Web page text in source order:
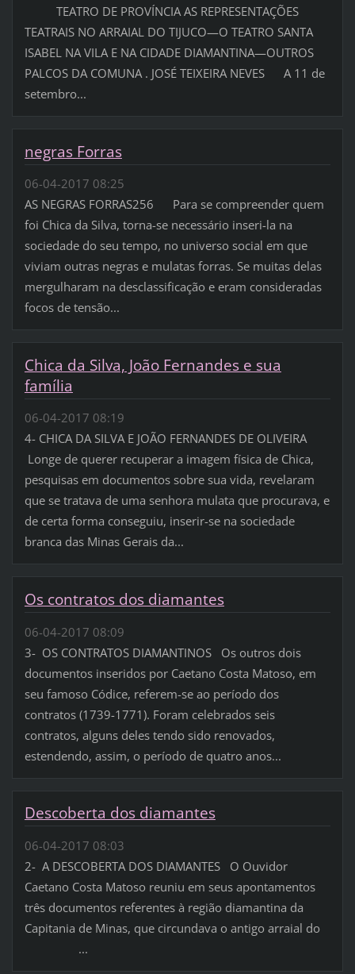
TEATRO DE PROVÍNCIA AS REPRESENTAÇÕES
TEATRAIS NO ARRAIAL DO TIJUCO—O TEATRO SANTA
ISABEL NA VILA E NA CIDADE DIAMANTINA—OUTROS
PALCOS DA COMUNA . JOSÉ TEIXEIRA NEVES A 11 de
setembro...
negras Forras
06-04-2017 08:25
AS NEGRAS FORRAS256 Para se compreender quem
foi Chica da Silva, torna-se necessário inseri-la na
sociedade do seu tempo, no universo social em que
viviam outras negras e mulatas forras. Se muitas delas
mergulharam na desclassificação e eram consideradas
focos de tensão...
Chica da Silva, João Fernandes e sua
família
06-04-2017 08:19
4- CHICA DA SILVA E JOÃO FERNANDES DE OLIVEIRA
Longe de querer recuperar a imagem física de Chica,
pesquisas em documentos sobre sua vida, revelaram
que se tratava de uma senhora mulata que procurava, e
de certa forma conseguiu, inserir-se na sociedade
branca das Minas Gerais da...
Os contratos dos diamantes
06-04-2017 08:09
3- OS CONTRATOS DIAMANTINOS Os outros dois
documentos inseridos por Caetano Costa Matoso, em
seu famoso Códice, referem-se ao período dos
contratos (1739-1771). Foram celebrados seis
contratos, alguns deles tendo sido renovados,
estendendo, assim, o período de quatro anos...
Descoberta dos diamantes
06-04-2017 08:03
2- A DESCOBERTA DOS DIAMANTES O Ouvidor
Caetano Costa Matoso reuniu em seus apontamentos
três documentos referentes à região diamantina da
Capitania de Minas, que circundava o antigo arraial do
...